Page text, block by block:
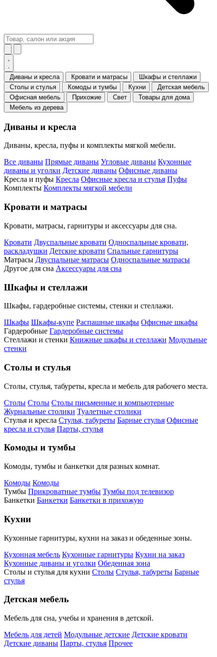
Диваны и кресла Кровати и матрасы
Шкафы и стеллажи
Столы и стулья
Комоды и тумбы Кухни
Детская мебель
Офисная мебель
Прихожие Свет
Товары для дома
Мебель из дерева
Диваны и кресла
Диваны, кресла, пуфы и комплекты мягкой мебели.
Все диваны Прямые диваны Угловые диваны Кухонные
диваны и уголки Детские диваны Офисные диваны
Кресла и пуфы Кресла Офисные кресла и стулья Пуфы
Комплекты Комплекты мягкой мебели
Кровати и матрасы
Кровати, матрасы, гарнитуры и аксессуары для сна.
Кровати Двуспальные кровати Односпальные кровати,
раскладушки Детские кровати Спальные гарнитуры
Матрасы Двуспальные матрасы Односпальные матрасы
Другое для сна Аксессуары для сна
Шкафы и стеллажи
Шкафы, гардеробные системы, стенки и стеллажи.
Шкафы Шкафы-купе Распашные шкафы Офисные шкафы
Гардеробные Гардеробные системы
Стеллажи и стенки Книжные шкафы и стеллажи Модульные
стенки
Столы и стулья
Столы, стулья, табуреты, кресла и мебель для рабочего места.
Столы Столы Столы письменные и компьютерные
Журнальные столики Туалетные столики
Стулья и кресла Стулья, табуреты Барные стулья Офисные
кресла и стулья Парты, стулья
Комоды и тумбы
Комоды, тумбы и банкетки для разных комнат.
Комоды Комоды
Тумбы Прикроватные тумбы Тумбы под телевизор
Банкетки Банкетки Банкетки в прихожую
Кухни
Кухонные гарнитуры, кухни на заказ и обеденные зоны.
Кухонная мебель Кухонные гарнитуры Кухни на заказ
Кухонные диваны и уголки Обеденная зона
Столы и стулья для кухни Столы Стулья, табуреты Барные
стулья
Детская мебель
Мебель для сна, учебы и хранения в детской.
Мебель для детей Модульные детские Детские кровати
Детские диваны Парты, стулья Прочее